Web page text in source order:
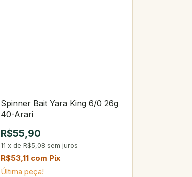
Spinner Bait Yara King 6/0 26g
40-Arari
R$55,90
11 x de R$5,08 sem juros
R$53,11 com Pix
Última peça!